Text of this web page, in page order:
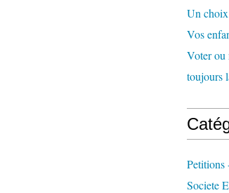
Un
Vos
Voter ou
toujours
Petitions
Societe